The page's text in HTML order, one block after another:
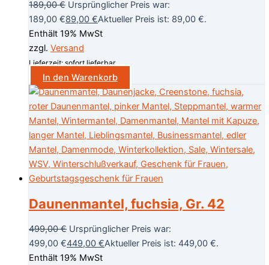
189,00€ Ursprünglicher Preis war:
189,00 €89,00 €Aktueller Preis ist: 89,00 €.
Enthält 19% MwSt
zzgl. Versand
Lieferzeit: sofort lieferbar
In den Warenkorb
Daunenmantel, fuchsia, Gr. 42
499,00€ Ursprünglicher Preis war:
499,00 €449,00 €Aktueller Preis ist: 449,00 €.
Enthält 19% MwSt